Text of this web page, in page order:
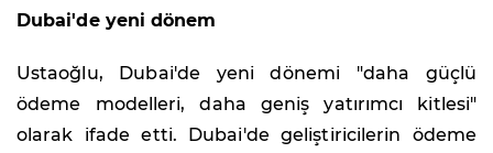
Dubai'de yeni dönem
Ustaoğlu, Dubai'de yeni dönemi "daha güçlü
ödeme modelleri, daha geniş yatırımcı kitlesi"
olarak ifade etti. Dubai'de geliştiricilerin ödeme